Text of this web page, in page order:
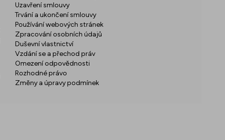
Uzavření smlouvy
Trvání a ukončení smlouvy
Používání webových stránek
Zpracování osobních údajů
Duševní vlastnictví
Vzdání se a přechod práv
Omezení odpovědnosti
Rozhodné právo
Změny a úpravy podmínek